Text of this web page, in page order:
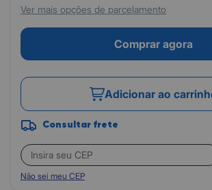
Ver mais opções de parcelamento
Comprar agora
Adicionar ao
Consultar frete
Não sei meu CEP